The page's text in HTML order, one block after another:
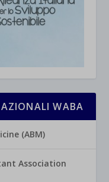
WABA
(ABM)
Association